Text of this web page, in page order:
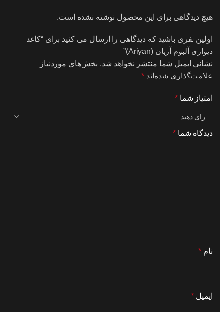
هیچ دیدگاهی برای این محصول نوشته نشده است.
اولین نفری باشید که دیدگاهی را ارسال می کنید برای “کاغذ
دیواری آلبوم آریان (Ariyan)”
نشانی ایمیل شما منتشر نخواهد شد. بخش‌های موردنیاز
علامت‌گذاری شده‌اند *
امتیاز شما *
دیدگاه شما *
نام *
ایمیل *